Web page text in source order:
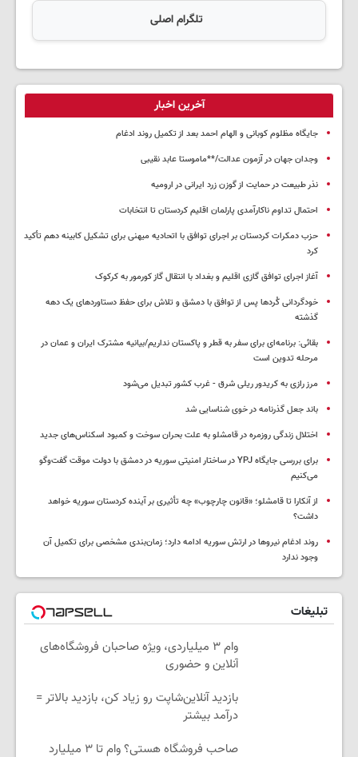
تلگرام اصلی
آخرین اخبار
جایگاه مظلوم کوبانی و الهام احمد بعد از تکمیل روند ادغام
وجدان جهان در آزمون عدالت/**ماموستا عابد نقیبی
نذر طبیعت در حمایت از گوزن زرد ایرانی در ارومیه
احتمال تداوم ناکارآمدی پارلمان اقلیم کردستان تا انتخابات
حزب دمکرات کردستان بر اجرای توافق با اتحادیه میهنی برای تشکیل کابینه دهم تأکید
کرد
آغاز اجرای توافق گازی اقلیم و بغداد با انتقال گاز کورمور به کرکوک
خودگردانی کُردها پس از توافق با دمشق و تلاش برای حفظ دستاوردهای یک دهه
گذشته
بقائی: برنامه‌ای برای سفر به قطر و پاکستان نداریم/بیانیه مشترک ایران و عمان در
مرحله تدوین است
مرز رازی به کریدور ریلی شرق - غرب کشور تبدیل می‌شود
باند جعل گذرنامه در خوی شناسایی شد
اختلال زندگی روزمره در قامشلو به علت بحران سوخت و کمبود اسکناس‌های جدید
برای بررسی جایگاه YPJ در ساختار امنیتی سوریه در دمشق با دولت موقت گفت‌وگو
می‌کنیم
از آنکارا تا قامشلو؛ «قانون چارچوب» چه تأثیری بر آینده کردستان سوریه خواهد
داشت؟
روند ادغام نیروها در ارتش سوریه ادامه دارد؛ زمان‌بندی مشخصی برای تکمیل آن
وجود ندارد
تبلیغات
وام ۳ میلیاردی، ویژه صاحبان فروشگاه‌های
آنلاین و حضوری
بازدید آنلاین‌شاپت رو زیاد کن، بازدید بالاتر =
درآمد بیشتر
صاحب فروشگاه هستی؟ وام تا ۳ میلیارد